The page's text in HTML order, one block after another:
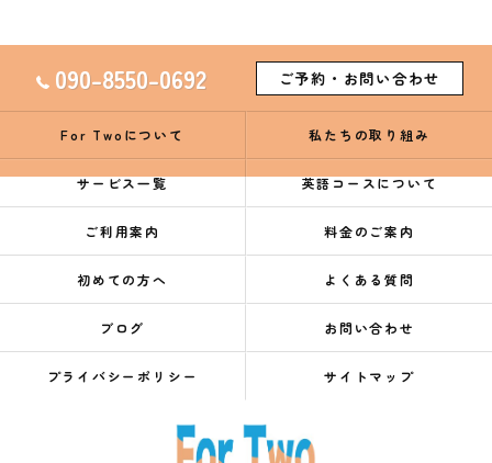
090-8550-0692 ご予約・お問い合わせ
For Twoについて 私たちの取り組み
サービス一覧 英語コースについて
ご利用案内 料金のご案内
初めての方へ よくある質問
ブログ お問い合わせ
プライバシーポリシー サイトマップ